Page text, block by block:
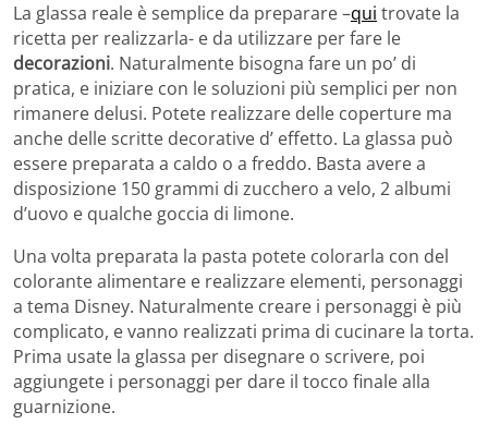
La glassa reale è semplice da preparare –qui trovate la
ricetta per realizzarla- e da utilizzare per fare le
decorazioni. Naturalmente bisogna fare un po’ di
pratica, e iniziare con le soluzioni più semplici per non
rimanere delusi. Potete realizzare delle coperture ma
anche delle scritte decorative d’ effetto. La glassa può
essere preparata a caldo o a freddo. Basta avere a
disposizione 150 grammi di zucchero a velo, 2 albumi
d’uovo e qualche goccia di limone.
Una volta preparata la pasta potete colorarla con del
colorante alimentare e realizzare elementi, personaggi
a tema Disney. Naturalmente creare i personaggi è più
complicato, e vanno realizzati prima di cucinare la torta.
Prima usate la glassa per disegnare o scrivere, poi
aggiungete i personaggi per dare il tocco finale alla
guarnizione.